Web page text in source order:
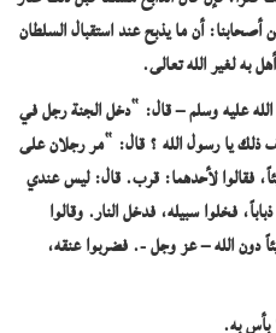
أصحابنا: أن ما يذبح عند استقبال السلطان
به لغير الله تعالى.
عليه وسلم – قال: “دخل الجنة رجل في
ذلك يا رسول الله ؟ قال: “مر رجلان على
فقالوا لأحدهما: قرب. قال: ليس عندي
فخلوا سبيله، فدخل النار. وقالوا
دون الله – عز وجل -. فضربوا عنقه،
بأس به.